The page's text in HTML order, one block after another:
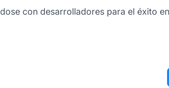
con desarrolladores para el éxito